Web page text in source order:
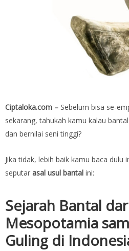
Ciptaloka.com – Sebelum bisa se-
sekarang, tahukah kamu kalau
dan bernilai seni tinggi?
Jika tidak, lebih baik kamu baca dulu
seputar asal usul bantal ini:
Sejarah Bantal
Mesopotamia
Guling di